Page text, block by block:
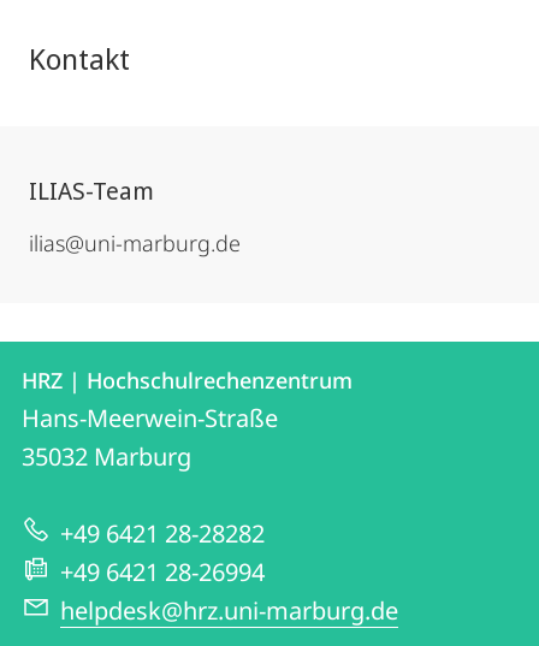
Kontakt
ILIAS-Team
ilias@uni-marburg.de
Kontakt
und
Informationen
zur
Website
Kontaktinformationen
HRZ
|
Hochschulrechenzentrum
HRZ | Hochschulrechenzentrum
Hans-Meerwein-Straße
35032 Marburg
+49 6421 28-28282
+49 6421 28-26994
helpdesk@hrz.uni-marburg.de